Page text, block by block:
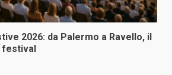
2026: da Palermo a Ravello, il
festival